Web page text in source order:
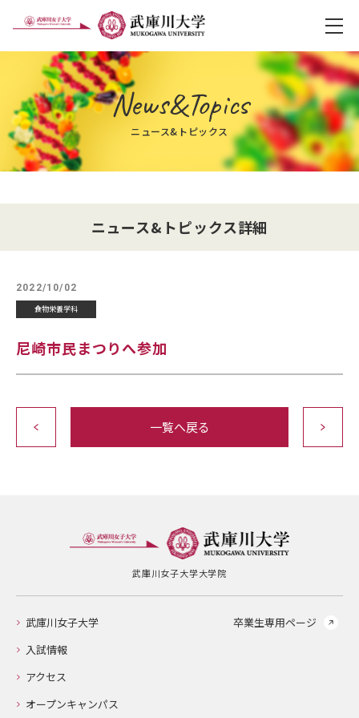
News&Topics
ニュース&トピックス
ニュース&トピックス詳細
2022/10/02
食物栄養学科
尼崎市民まつりへ参加
一覧へ戻る
武庫川女子大学大学院
武庫川女子大学
入試情報
アクセス
オープンキャンパス
卒業生専用ページ